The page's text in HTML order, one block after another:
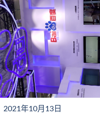
2021年10月13日